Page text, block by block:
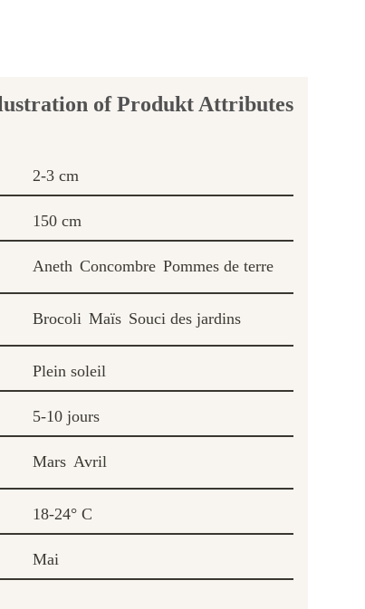
2-3 cm
150 cm
Aneth Concombre Pommes de terre
Brocoli Maïs Souci des jardins
Plein soleil
5-10 jours
Mars Avril
18-24° C
Mai